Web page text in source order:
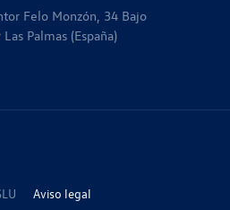
Felo Monzón, 34 Bajo
Palmas (España)
Aviso legal